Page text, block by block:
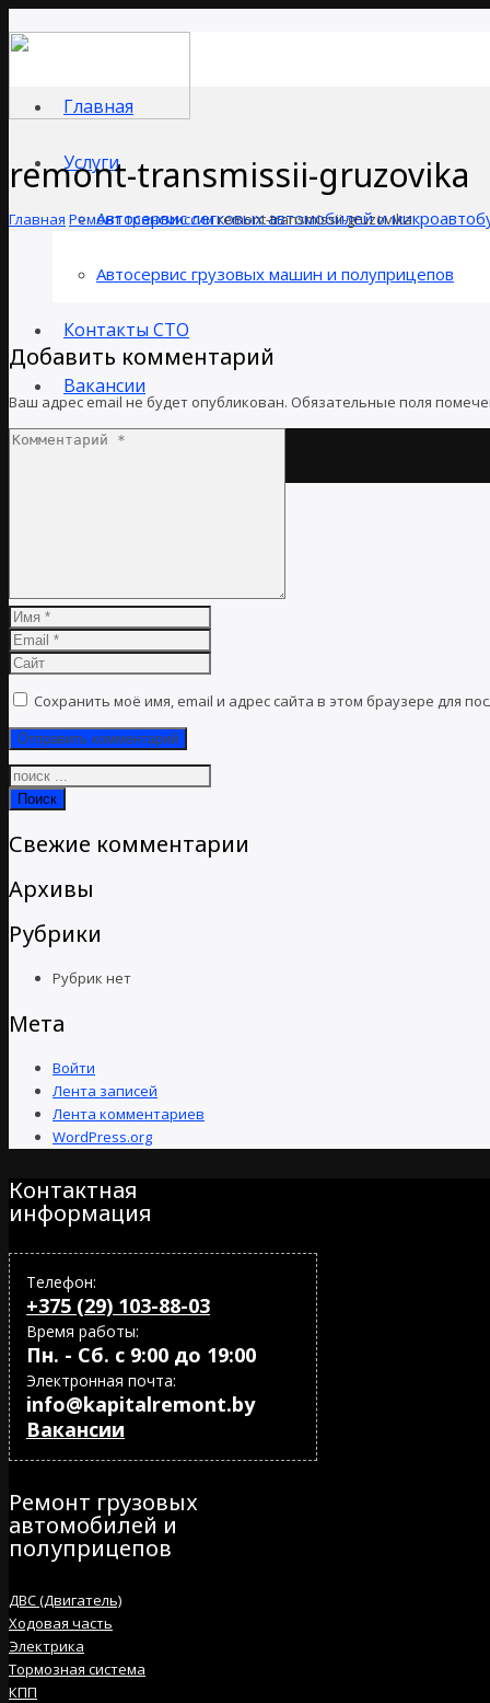
Главная
Услуги
Автосервис легковых автомобилей и
Автосервис грузовых машин и полуприцепов
Контакты СТО
Вакансии
remont-transmissii-gruzovika
Главная Ремонт трансмиссииremont-transmissii-gruzovika
Добавить комментарий
Ваш адрес email не будет опубликован. Обязательные поля
Сохранить моё имя, email и адрес сайта в этом браузере для
Поиск
Свежие комментарии
Архивы
Рубрики
Рубрик нет
Мета
Войти
Лента записей
Лента комментариев
WordPress.org
Контактная
информация
Телефон:
+375 (29) 103-88-03
Время работы:
Пн. - Сб. с 9:00 до 19:00
Электронная почта:
info@kapitalremont.by
Вакансии
Ремонт грузовых
автомобилей и
полуприцепов
ДВС (Двигатель)
Ходовая часть
Электрика
Тормозная система
КПП